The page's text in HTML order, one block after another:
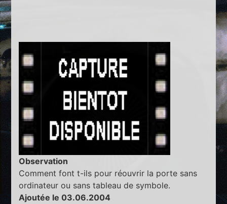
Observation
Comment font t-ils pour réouvrir la porte sans
ordinateur ou sans tableau de symbole.
Ajoutée le 03.06.2004